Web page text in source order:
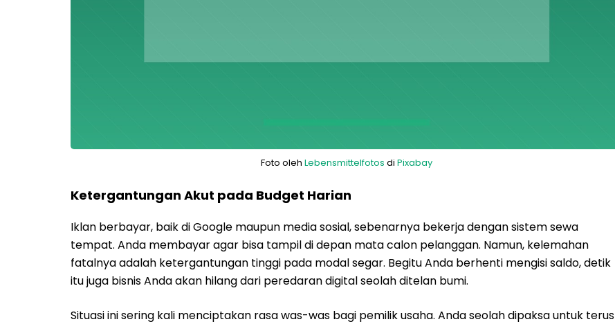
Foto oleh Lebensmittelfotos di Pixabay
Ketergantungan Akut pada Budget Harian
Iklan berbayar, baik di Google maupun media sosial, sebenarnya bekerja dengan sistem sewa
tempat. Anda membayar agar bisa tampil di depan mata calon pelanggan. Namun, kelemahan
fatalnya adalah ketergantungan tinggi pada modal segar. Begitu Anda berhenti mengisi saldo, detik
itu juga bisnis Anda akan hilang dari peredaran digital seolah ditelan bumi.
Situasi ini sering kali menciptakan rasa was-was bagi pemilik usaha. Anda seolah dipaksa untuk terus